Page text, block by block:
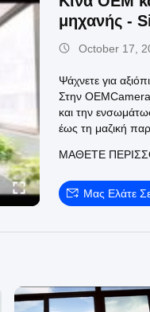
μηχανής -
των τύπων
October 17,
Ψάχνετε για
Στην
και την
έως τη μαζική
Ευρύ φάσμα
ηλεκτρονικά είδη
Υπηρεσία OEM
σας!
ΜΆΘΕΤΕ
Μας Ελάτε